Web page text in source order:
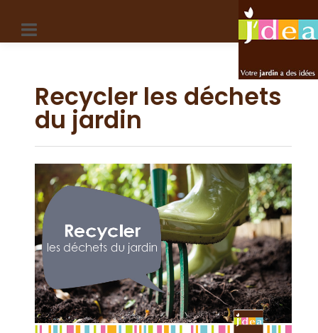
Recycler les déchets
du jardin